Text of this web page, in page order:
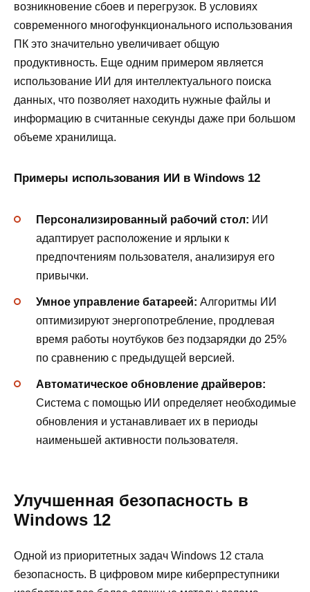
возникновение сбоев и перегрузок. В условиях
современного многофункционального использования
ПК это значительно увеличивает общую
продуктивность. Еще одним примером является
использование ИИ для интеллектуального поиска
данных, что позволяет находить нужные файлы и
информацию в считанные секунды даже при большом
объеме хранилища.
Примеры использования ИИ в Windows 12
Персонализированный рабочий стол: ИИ
адаптирует расположение и ярлыки к
предпочтениям пользователя, анализируя его
привычки.
Умное управление батареей: Алгоритмы ИИ
оптимизируют энергопотребление, продлевая
время работы ноутбуков без подзарядки до 25%
по сравнению с предыдущей версией.
Автоматическое обновление драйверов:
Система с помощью ИИ определяет необходимые
обновления и устанавливает их в периоды
наименьшей активности пользователя.
Улучшенная безопасность в
Windows 12
Одной из приоритетных задач Windows 12 стала
безопасность. В цифровом мире киберпреступники